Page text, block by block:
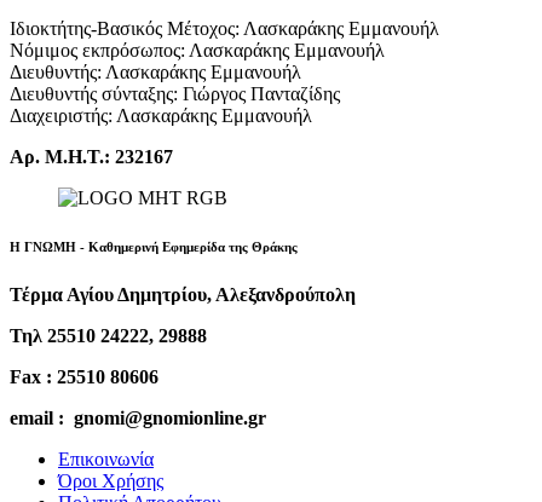
Ιδιοκτήτης-Βασικός Μέτοχος: Λασκαράκης Εμμανουήλ
Νόμιμος εκπρόσωπος: Λασκαράκης Εμμανουήλ
Διευθυντής: Λασκαράκης Εμμανουήλ
Διευθυντής σύνταξης: Γιώργος Πανταζίδης
Διαχειριστής: Λασκαράκης Εμμανουήλ
Αρ. Μ.Η.Τ.: 232167
Η ΓΝΩΜΗ - Καθημερινή Εφημερίδα της Θράκης
Τέρμα Αγίου Δημητρίου, Αλεξανδρούπολη
Τηλ 25510 24222, 29888
Fax : 25510 80606
email : gnomi@gnomionline.gr
Επικοινωνία
Όροι Χρήσης